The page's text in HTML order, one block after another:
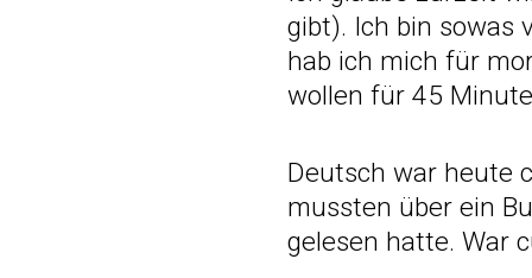
gibt). Ich bin sowas
hab ich mich für
wollen für 45
Deutsch war heute
mussten über ein
gelesen hatte. War